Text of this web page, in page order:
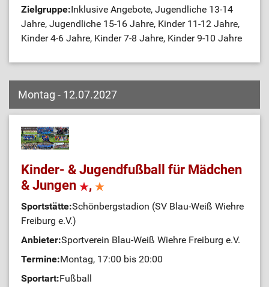
Zielgruppe:Inklusive Angebote, Jugendliche 13-14
Jahre, Jugendliche 15-16 Jahre, Kinder 11-12 Jahre,
Kinder 4-6 Jahre, Kinder 7-8 Jahre, Kinder 9-10 Jahre
Montag - 12.07.2027
Kinder- & Jugendfußball für Mädchen
& Jungen
,
Sportstätte:Schönbergstadion (SV Blau-Weiß Wiehre
Freiburg e.V.)
Anbieter:Sportverein Blau-Weiß Wiehre Freiburg e.V.
Termine:Montag, 17:00 bis 20:00
Sportart:Fußball